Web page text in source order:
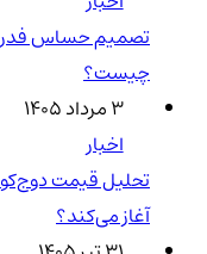
تصمیم حساس فدرال
چیست؟
۳ مرداد ۱۴۰۵
اخبار
آغاز می‌کند؟